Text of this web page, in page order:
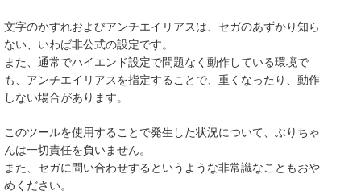
文字のかすれおよびアンチエイリアスは、セガのあずかり知ら
ない、いわば非公式の設定です。
また、通常でハイエンド設定で問題なく動作している環境で
も、アンチエイリアスを指定することで、重くなったり、動作
しない場合があります。
このツールを使用することで発生した状況について、ぶりちゃ
んは一切責任を負いません。
また、セガに問い合わせするというような非常識なこともおや
めください。